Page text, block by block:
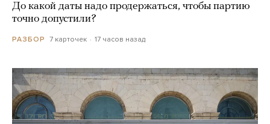
До какой даты надо продержаться, чтобы партию
точно допустили?
РАЗБОР 7 карточек 17 часов назад